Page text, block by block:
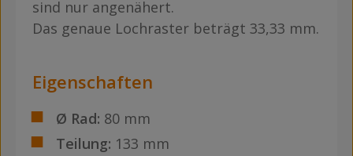
sind nur angenähert.
Das genaue Lochraster beträgt 33,33 mm.
Eigenschaften
Ø Rad: 80 mm
Teilung: 133 mm